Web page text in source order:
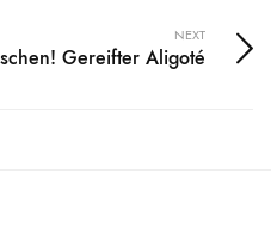
NEXT
Gereifter Aligoté